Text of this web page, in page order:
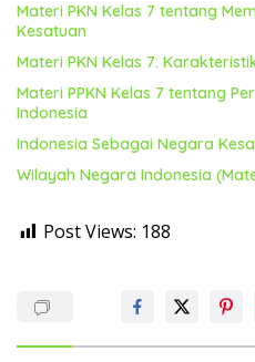
Materi PKN Kelas 7 tentang
Kesatuan
Materi PKN Kelas 7:
Materi PPKN Kelas 7 tentang
Indonesia
Indonesia Sebagai Negara
Wilayah Negara Indonesia
Post Views: 188